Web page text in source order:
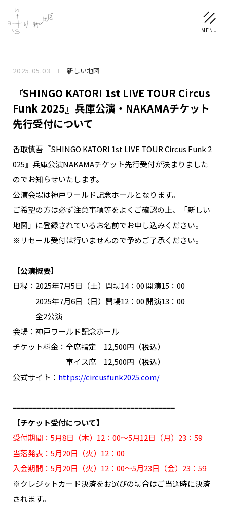
NEWS
SCHEDULE
稲垣 吾郎 草彅 剛 香取 慎吾
DISCOGRAPHY
CHIZUSHOP
NAKAMA入会
CHIZULOG
メールマガジン登録/解除
2025.05.03 新しい地図
『SHINGO KATORI 1st LIVE TOUR Circus
Funk 2025』兵庫公演・NAKAMAチケット
先行受付について
香取慎吾『SHINGO KATORI 1st LIVE TOUR Circus Funk 2
025』兵庫公演NAKAMAチケット先行受付が決まりました
のでお知らせいたします。
公演会場は神戸ワールド記念ホールとなります。
ご希望の方は必ず注意事項等をよくご確認の上、「新しい
地図」に登録されているお名前でお申し込みください。
※リセール受付は行いませんので予めご了承ください。
【公演概要】
日程：2025年7月5日（土）開場14：00 開演15：00
2025年7月6日（日）開場12：00 開演13：00
全2公演
会場：神戸ワールド記念ホール
チケット料金：全席指定 12,500円（税込）
車イス席 12,500円（税込）
公式サイト： https://circusfunk2025.com/
========================================
【チケット受付について】
受付期間：5月8日（木）12：00～5月12日（月）23：59
当落発表：5月20日（火）12：00
入金期間：5月20日（火）12：00～5月23日（金）23：59
※クレジットカード決済をお選びの場合はご当選時に決済
されます。